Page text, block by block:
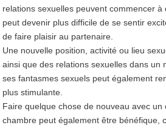
relations sexuelles peuvent commencer
peut devenir plus difficile de se sentir
de faire plaisir au partenaire.
Une nouvelle position, activité ou lieu
ainsi que des relations sexuelles dans un
ses fantasmes sexuels peut également
plus stimulante.
Faire quelque chose de nouveau avec un
chambre peut également être bénéfique,